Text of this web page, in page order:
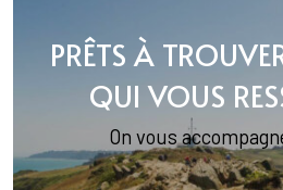
PRÊTS À
QUI VOUS
On vous